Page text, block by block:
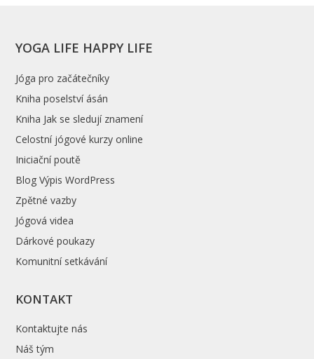
YOGA LIFE HAPPY LIFE
Jóga pro začátečníky
Kniha poselství ásán
Kniha Jak se sledují znamení
Celostní jógové kurzy online
Iniciační poutě
Blog Výpis WordPress
Zpětné vazby
Jógová videa
Dárkové poukazy
Komunitní setkávání
KONTAKT
Kontaktujte nás
Náš tým